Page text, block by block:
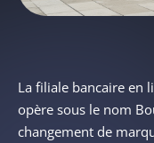
La filiale bancaire en
opère sous le nom
changement de